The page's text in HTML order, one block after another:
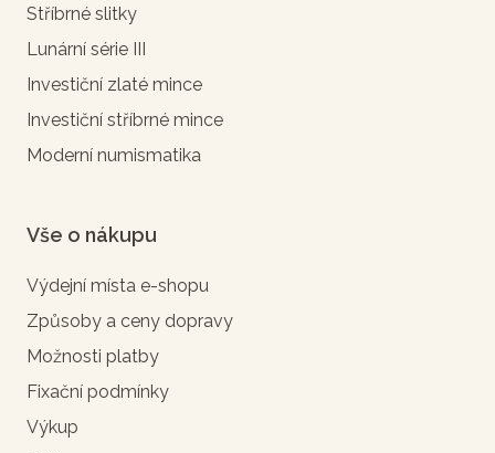
Stříbrné slitky
Lunární série III
Investiční zlaté mince
Investiční stříbrné mince
Moderní numismatika
Vše o nákupu
Výdejní místa e-shopu
Způsoby a ceny dopravy
Možnosti platby
Fixační podmínky
Výkup